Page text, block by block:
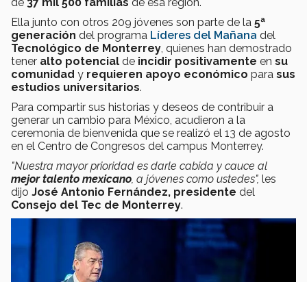
Ella junto con otros 209 jóvenes son parte de la 5ª
generación del programa Líderes del Mañana del
Tecnológico de Monterrey , quienes han demostrado
tener alto potencial de incidir positivamente en su
comunidad y requieren apoyo económico para sus
estudios universitarios.
Para compartir sus historias y deseos de contribuir a
generar un cambio para México, acudieron a la
ceremonia de bienvenida que se realizó el 13 de agosto
en el Centro de Congresos del campus Monterrey.
"Nuestra mayor prioridad es darle cabida y cauce al
mejor talento mexicano , a jóvenes como ustedes", les
dijo José Antonio Fernández, presidente del
Consejo del Tec de Monterrey.